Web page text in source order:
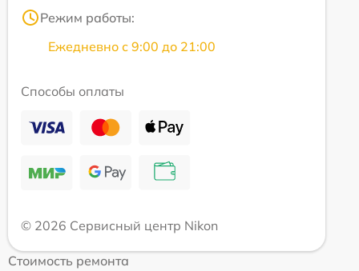
Режим работы:
Ежедневно с 9:00 до 21:00
Способы оплаты
© 2026 Сервисный центр Nikon
Стоимость ремонта